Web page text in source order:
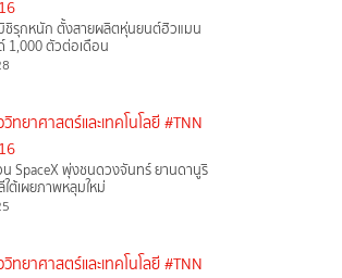
ชิรุกหนัก ตั้งสายผลิตหุ่นยนต์ฮิวแมน
1,000 ตัวต่อเดือน
ทยาศาสตร์และเทคโนโลยี #TNN
SpaceX พุ่งชนดวงจันทร์ ยานดานูริ
ใต้เผยภาพหลุมใหม่
ทยาศาสตร์และเทคโนโลยี #TNN